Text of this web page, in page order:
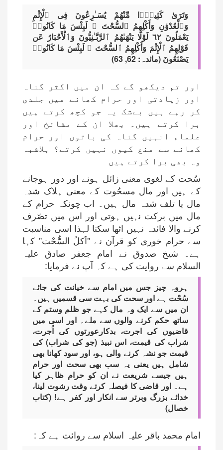
وَتَرَىٰ كَثِيرًۭا مِّنْهُمْ يُسَـٰرِعُونَ فِى ٱلْإِثْمِ
وَٱلْعُدْوَٰنِ وَأَكْلِهِمُ ٱلسُّحْتَ ۚ لَبِئْسَ مَا كَانُوا۟
يَعْمَلُونَ ٦٢ لَوْلَا يَنْهَىٰهُمُ ٱلرَّبَّـٰنِيُّونَ وَٱلْأَحْبَارُ عَن
قَوْلِهِمُ ٱلْإِثْمَ وَأَكْلِهِمُ ٱلسُّحْتَ ۚ لَبِئْسَ مَا كَانُوا۟
يَصْنَعُونَ (مائدہ: 62, 63)
اور تم دیکھو گے کہ ان میں اکثر گناہ
اور زیادتی اور حرام کھانے میں جلدی
کر رہے ہیں بےشک یہ جو کچھ کرتے ہیں
برا کرتے ہیں۔ بھلا ان کے مشائخ اور
علماء انہیں گناہ کی باتوں اور حرام
کھانے سے منع کیوں نہیں کرتے؟ بلاشبہ
وہ بھی برا کرتے ہیں
سُحت کے لغوی معنی زائل ہونے اور دور ہوجانے
کے ہیں اور مال مسحُوت کے معنی ہلاک شدہ
مال یا تلف شدہ مال ہیں۔ اب چونکہ حرام کے
مال میں برکت نہیں ہوتی اور اس میں تصّرف
کرنے والا فائدہ نہیں اٹھا سکتا لہذا اسی مناسبت
سے حرام خوری کو قرآن نے "اَکلُ السُّحْت" کہا
ہے۔ شیخ صدوق نے امام جعفر صادق علیہ
السلام سے روایت کی ہے کہ آپ نے فرمایا:
ہروہ چیز جس میں امام سے خیانت کی جائے
سُحْت ہے اور سحت کی بہت سی قسمیں ہیں۔
ان میں سے ایک وہ مال کہے جو ظلم وستم کے
ساتھ حکم کرنے والوں سے ملے۔ اور اسی میں
قاضیوں کی اجرت، بدکارعورتوں کی اُجرت،
شراب کی قیمت، اس نبیذ (جو کی شراب) کی
قیمت جو نشہ کرنے والی ہو، اور سود کھانا بھی
شامل ہیں یعنی یہ سب بھی سحت اور حرام
ہیں جیسے شریعت نے ان کو حرام ظاہر کیا
ہے۔ اور قاضی کا فیصلہ کرتے وقت رشوت لینا،
خدائے بزرگ وبرتر سے انکار اور کفر ہے! (کتاب
خصال)
امام محمد باقر علیہ اسلام سے روائت ہے کہ: